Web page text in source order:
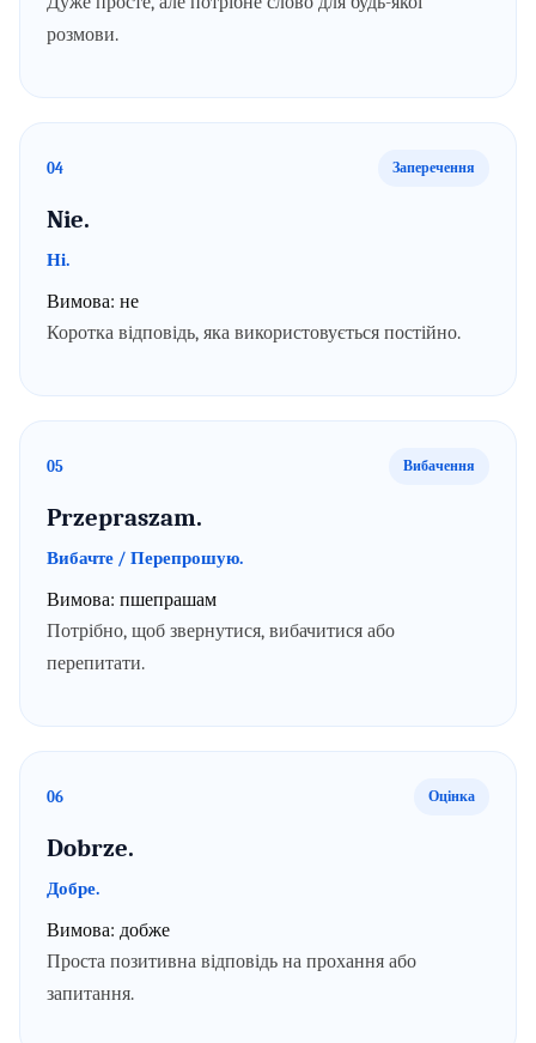
розмови.
04 Заперечення
Nie.
Ні.
Вимова: не
Коротка відповідь, яка використовується постійно.
05 Вибачення
Przepraszam.
Вибачте / Перепрошую.
Вимова: пшепрашам
Потрібно, щоб звернутися, вибачитися або
перепитати.
06 Оцінка
Dobrze.
Добре.
Вимова: добже
Проста позитивна відповідь на прохання або
запитання.